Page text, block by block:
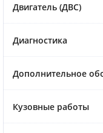
Двигатель (ДВС)
Диагностика
Дополнительное
Кузовные работы